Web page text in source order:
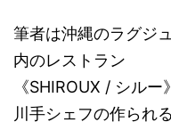
筆者は沖縄のラグジ
内のレストラン
《SHIROUX / シルー
川手シェフの作られ